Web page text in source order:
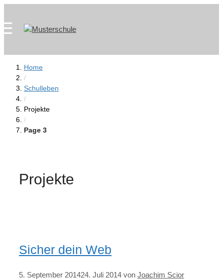
springen
content
Home
/
Schulleben
/
Projekte
/
Page 3
Projekte
Sicher dein Web
5. September 201424. Juli 2014 von Joachim Scior